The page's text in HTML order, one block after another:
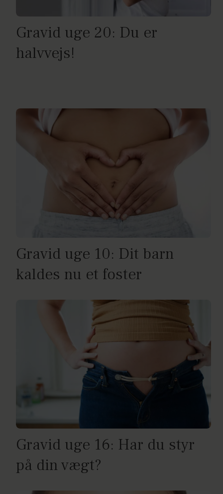
Gravid uge 20: Du er
halvvejs!
Gravid uge 10: Dit barn
kaldes nu et foster
Gravid uge 16: Har du styr
på din vægt?